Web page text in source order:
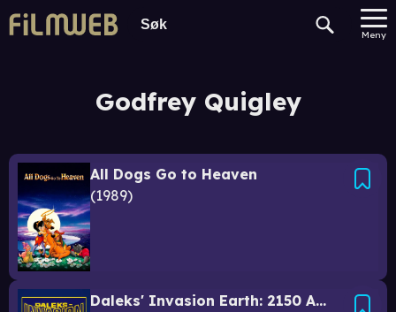
Meny
Godfrey Quigley
All Dogs Go to Heaven
1989
Daleks' Invasion Earth: 2150 A.D.